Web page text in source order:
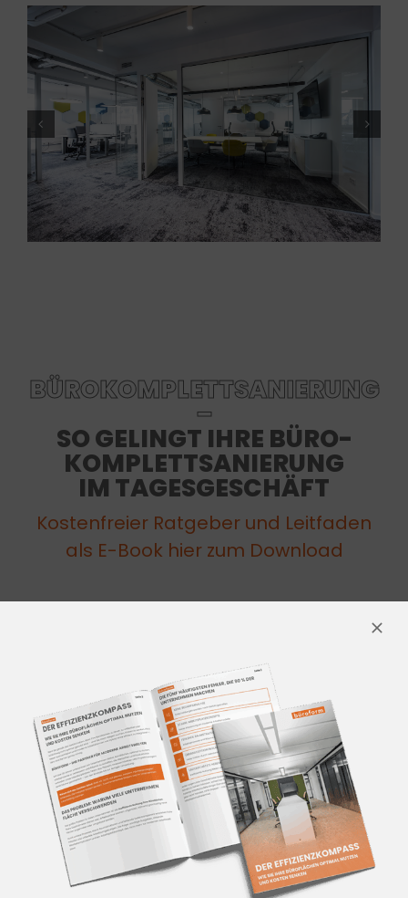
BÜROKOMPLETTSANIERUNG
–
SO GELINGT IHRE BÜRO-
KOMPLETTSANIERUNG
IM TAGESGESCHÄFT
Kostenfreier Ratgeber und Leitfaden
als E-Book hier zum Download
WAS SIE ERWARTET:
Klarheit:Sie wissen, welche Schritte
wann nötig sind
Sicherheit:Sie vermeiden Chaos,
Verzögerungen und
Budgetüberschreitungen